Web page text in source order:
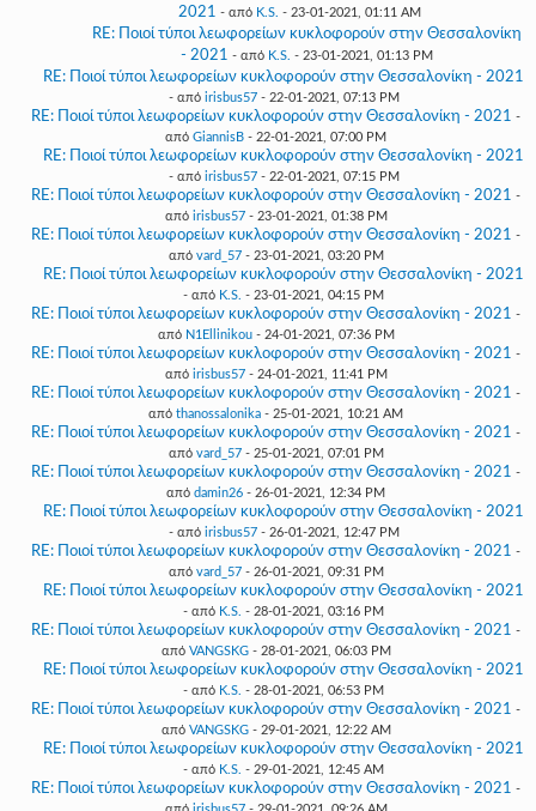
2021 - από K.S. - 23-01-2021, 01:11 AM
RE: Ποιοί τύποι λεωφορείων κυκλοφορούν στην Θεσσαλονίκη
- 2021 - από K.S. - 23-01-2021, 01:13 PM
RE: Ποιοί τύποι λεωφορείων κυκλοφορούν στην Θεσσαλονίκη - 2021
- από irisbus57- 22-01-2021, 07:13 PM
RE: Ποιοί τύποι λεωφορείων κυκλοφορούν στην Θεσσαλονίκη - 2021 -
από GiannisB - 22-01-2021, 07:00 PM
RE: Ποιοί τύποι λεωφορείων κυκλοφορούν στην Θεσσαλονίκη - 2021
- από irisbus57- 22-01-2021, 07:15 PM
RE: Ποιοί τύποι λεωφορείων κυκλοφορούν στην Θεσσαλονίκη - 2021 -
από irisbus57- 23-01-2021, 01:38 PM
RE: Ποιοί τύποι λεωφορείων κυκλοφορούν στην Θεσσαλονίκη - 2021 -
από vard_57- 23-01-2021, 03:20 PM
RE: Ποιοί τύποι λεωφορείων κυκλοφορούν στην Θεσσαλονίκη - 2021
- από K.S. - 23-01-2021, 04:15 PM
RE: Ποιοί τύποι λεωφορείων κυκλοφορούν στην Θεσσαλονίκη - 2021 -
από N1Ellinikou- 24-01-2021, 07:36 PM
RE: Ποιοί τύποι λεωφορείων κυκλοφορούν στην Θεσσαλονίκη - 2021 -
από irisbus57- 24-01-2021, 11:41 PM
RE: Ποιοί τύποι λεωφορείων κυκλοφορούν στην Θεσσαλονίκη - 2021 -
από thanossalonika - 25-01-2021, 10:21 AM
RE: Ποιοί τύποι λεωφορείων κυκλοφορούν στην Θεσσαλονίκη - 2021 -
από vard_57- 25-01-2021, 07:01 PM
RE: Ποιοί τύποι λεωφορείων κυκλοφορούν στην Θεσσαλονίκη - 2021 -
από damin26 - 26-01-2021, 12:34 PM
RE: Ποιοί τύποι λεωφορείων κυκλοφορούν στην Θεσσαλονίκη - 2021
- από irisbus57- 26-01-2021, 12:47 PM
RE: Ποιοί τύποι λεωφορείων κυκλοφορούν στην Θεσσαλονίκη - 2021 -
από vard_57- 26-01-2021, 09:31 PM
RE: Ποιοί τύποι λεωφορείων κυκλοφορούν στην Θεσσαλονίκη - 2021
- από K.S. - 28-01-2021, 03:16 PM
RE: Ποιοί τύποι λεωφορείων κυκλοφορούν στην Θεσσαλονίκη - 2021 -
από VANGSKG- 28-01-2021, 06:03 PM
RE: Ποιοί τύποι λεωφορείων κυκλοφορούν στην Θεσσαλονίκη - 2021
- από K.S. - 28-01-2021, 06:53 PM
RE: Ποιοί τύποι λεωφορείων κυκλοφορούν στην Θεσσαλονίκη - 2021 -
από VANGSKG- 29-01-2021, 12:22 AM
RE: Ποιοί τύποι λεωφορείων κυκλοφορούν στην Θεσσαλονίκη - 2021
- από K.S. - 29-01-2021, 12:45 AM
RE: Ποιοί τύποι λεωφορείων κυκλοφορούν στην Θεσσαλονίκη - 2021 -